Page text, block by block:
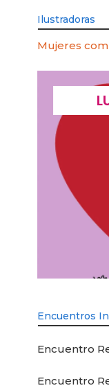
Ilustradoras
Mujeres
Encuentros
Encuentro
Encuentro